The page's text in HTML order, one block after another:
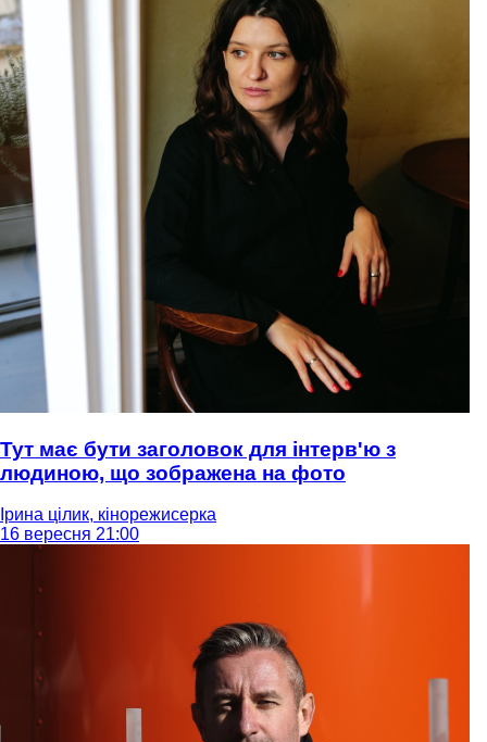
Тут має бути заголовок для інтерв'ю з
людиною, що зображена на фото
Ірина цілик, кінорежисерка
16 вересня 21:00